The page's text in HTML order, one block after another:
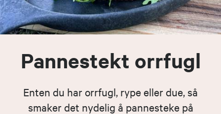
Pannestekt orrfugl
Enten du har orrfugl, rype eller due, så
smaker det nydelig å pannesteke på